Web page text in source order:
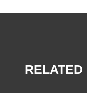
RELATED